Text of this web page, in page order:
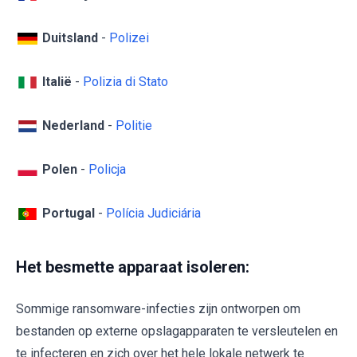
Duitsland - Polizei
Italië - Polizia di Stato
Nederland - Politie
Polen - Policja
Portugal - Polícia Judiciária
Het besmette apparaat isoleren:
Sommige ransomware-infecties zijn ontworpen om
bestanden op externe opslagapparaten te versleutelen en
te infecteren en zich over het hele lokale netwerk te